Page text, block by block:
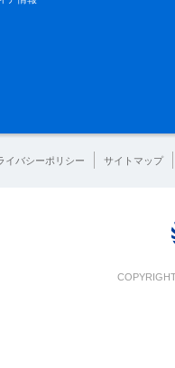
イバシーポリシー サイトマップ